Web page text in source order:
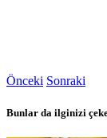
Önceki Sonraki
Bunlar da ilginizi